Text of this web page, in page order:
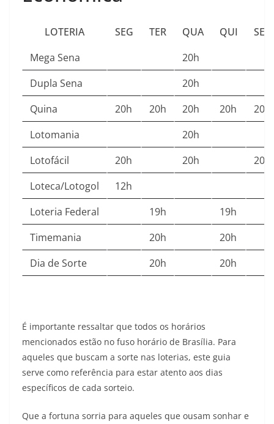
LOTERIA SEG TER QUA QUI
SEX
Mega Sena
20h
Dupla Sena
20h
Quina
20h 20h 20h 20h
20h
Lotomania
20h
Lotofácil
20h 20h
20h
Loteca/Lotogol
12h
Loteria Federal
19h
19h
Timemania
20h
20h
Dia de Sorte
20h 20h
É importante ressaltar que todos os horários
mencionados estão no fuso horário de Brasília. Para
aqueles que buscam a sorte nas loterias, este guia
serve como referência para estar atento aos dias
específicos de cada sorteio.
Que a fortuna sorria para aqueles que ousam sonhar e